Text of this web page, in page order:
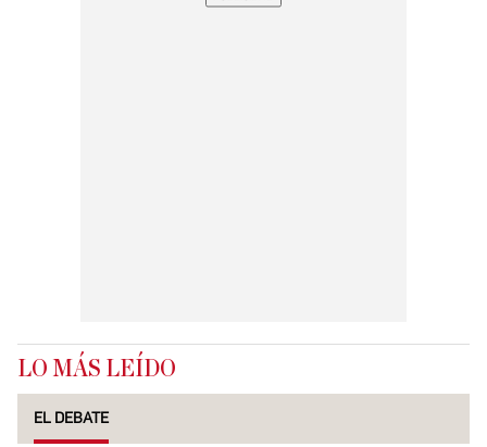
LO MÁS LEÍDO
EL DEBATE